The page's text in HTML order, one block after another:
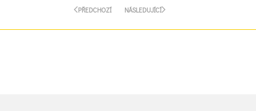
PŘEDCHOZÍ NÁSLEDUJÍCÍ